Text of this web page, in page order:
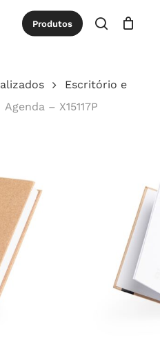
Produtos
procurar
Close
Escritório e
Agenda – X15117P